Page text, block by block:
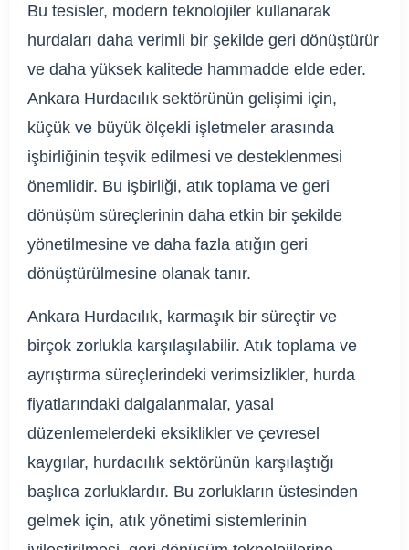
Bu tesisler, modern teknolojiler kullanarak
hurdaları daha verimli bir şekilde geri dönüştürür
ve daha yüksek kalitede hammadde elde eder.
Ankara Hurdacılık sektörünün gelişimi için,
küçük ve büyük ölçekli işletmeler arasında
işbirliğinin teşvik edilmesi ve desteklenmesi
önemlidir. Bu işbirliği, atık toplama ve geri
dönüşüm süreçlerinin daha etkin bir şekilde
yönetilmesine ve daha fazla atığın geri
dönüştürülmesine olanak tanır.
Ankara Hurdacılık, karmaşık bir süreçtir ve
birçok zorlukla karşılaşılabilir. Atık toplama ve
ayrıştırma süreçlerindeki verimsizlikler, hurda
fiyatlarındaki dalgalanmalar, yasal
düzenlemelerdeki eksiklikler ve çevresel
kaygılar, hurdacılık sektörünün karşılaştığı
başlıca zorluklardır. Bu zorlukların üstesinden
gelmek için, atık yönetimi sistemlerinin